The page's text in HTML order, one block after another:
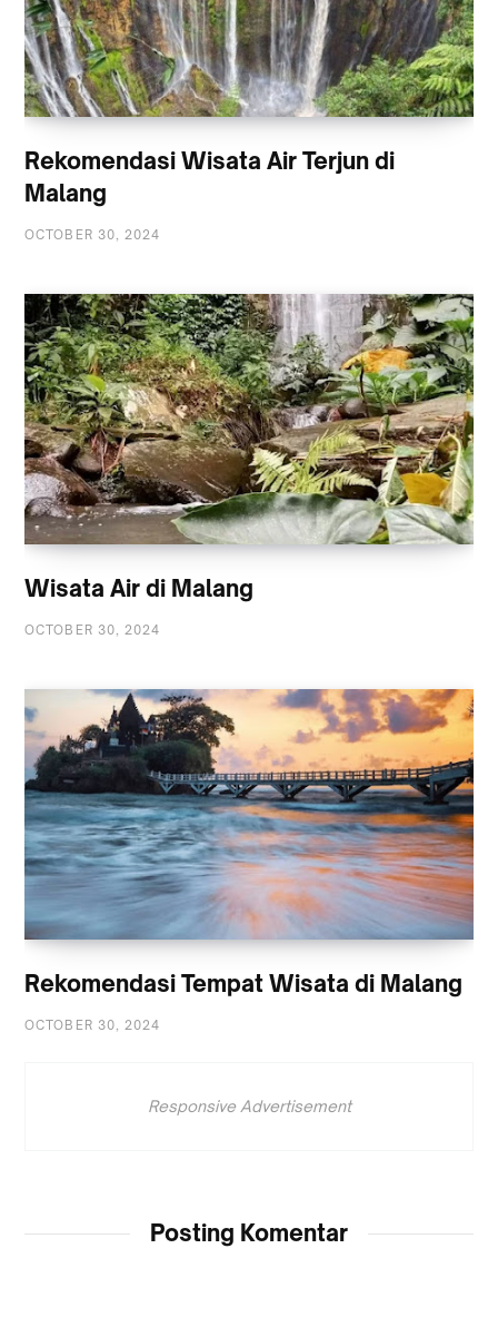
Rekomendasi Wisata Air Terjun di
Malang
OCTOBER 30, 2024
Wisata Air di Malang
OCTOBER 30, 2024
Rekomendasi Tempat Wisata di Malang
OCTOBER 30, 2024
Responsive Advertisement
Posting Komentar